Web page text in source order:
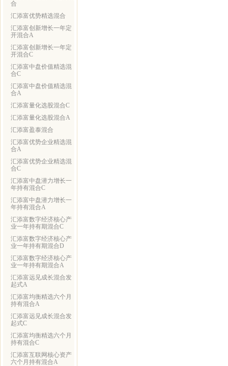
合
汇添富优势精选混合
汇添富创新增长一年定
开混合A
汇添富创新增长一年定
开混合C
汇添富中盘价值精选混
合C
汇添富中盘价值精选混
合A
汇添富量化选股混合C
汇添富量化选股混合A
汇添富盈泰混合
汇添富优势企业精选混
合A
汇添富优势企业精选混
合C
汇添富中盘潜力增长一
年持有混合C
汇添富中盘潜力增长一
年持有混合A
汇添富数字经济核心产
业一年持有期混合C
汇添富数字经济核心产
业一年持有期混合D
汇添富数字经济核心产
业一年持有期混合A
汇添富远见成长混合发
起式A
汇添富均衡精选六个月
持有混合A
汇添富远见成长混合发
起式C
汇添富均衡精选六个月
持有混合C
汇添富互联网核心资产
六个月持有混合A